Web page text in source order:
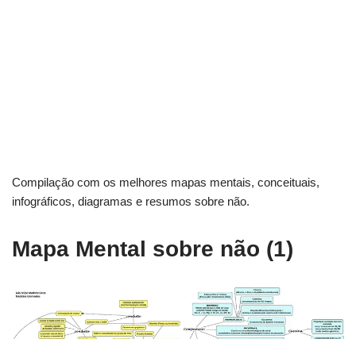
Compilação com os melhores mapas mentais, conceituais,
infográficos, diagramas e resumos sobre não.
Mapa Mental sobre não (1)